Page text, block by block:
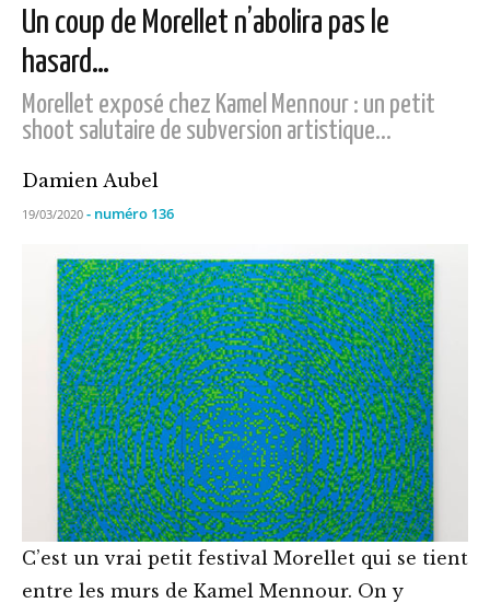
Un coup de Morellet n’abolira pas le
hasard…
Morellet exposé chez Kamel Mennour : un petit
shoot salutaire de subversion artistique...
Damien Aubel
19/03/2020 - numéro 136
C’est un vrai petit festival Morellet qui se tient
entre les murs de Kamel Mennour. On y